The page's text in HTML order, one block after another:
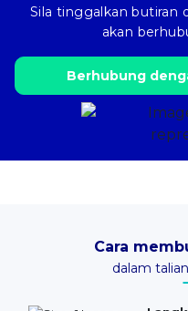
Sila tinggalkan butiran
akan
Berhubung
Cara
dalam